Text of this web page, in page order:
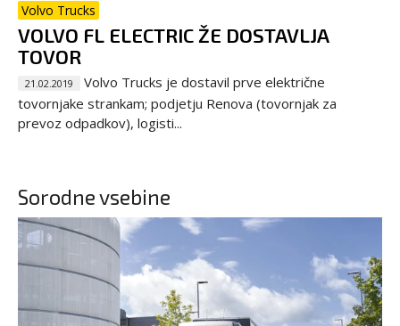
Volvo Trucks
VOLVO FL ELECTRIC ŽE DOSTAVLJA
TOVOR
21.02.2019
Volvo Trucks je dostavil prve električne
tovornjake strankam; podjetju Renova (tovornjak za
prevoz odpadkov), logisti...
Sorodne vsebine